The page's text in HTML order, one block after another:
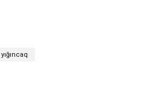
yığıncaq